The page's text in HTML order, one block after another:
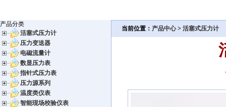
产品分类
活塞式压力计
压力变送器
电磁流量计
数显压力表
指针式压力表
压力源系列
温度类仪表
智能现场校验仪表
当前位置： 产品中心> 活塞式压力计